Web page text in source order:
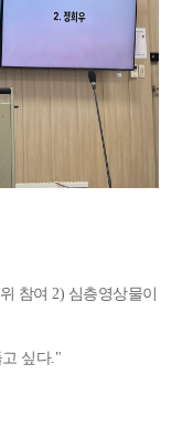
참여 2) 심층영상물이
싶다."